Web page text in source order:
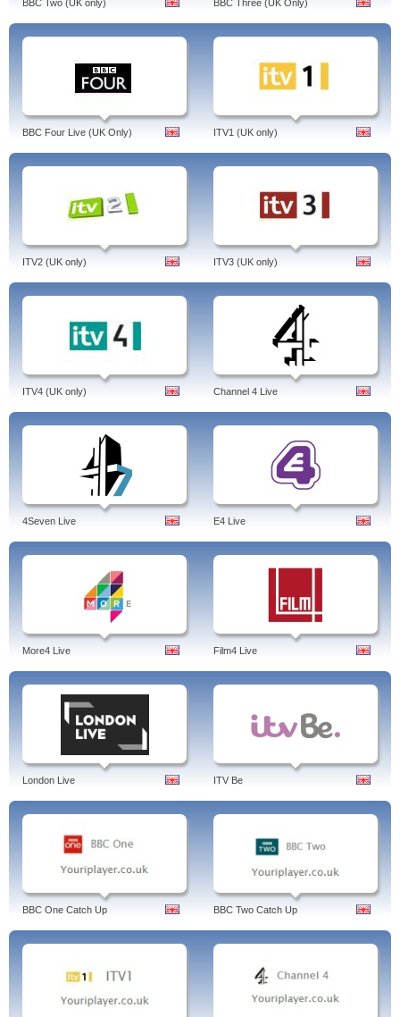
BBC Two (UK only) BBC Three (UK Only)
BBC Four Live (UK Only) ITV1 (UK only)
ITV2 (UK only) ITV3 (UK only)
ITV4 (UK only) Channel 4 Live
4Seven Live E4 Live
More4 Live Film4 Live
London Live ITV Be
BBC One Catch Up BBC Two Catch Up